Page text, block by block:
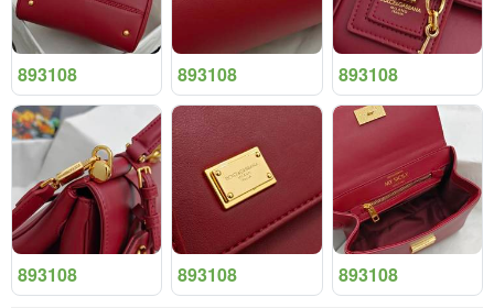
893108 893108 893108
893108 893108 893108